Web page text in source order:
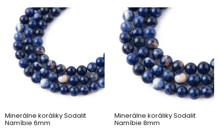
Minerálne koráliky Sodalit
Namíbie 6mm
Minerálne koráliky Sodalit
Namíbie 8mm